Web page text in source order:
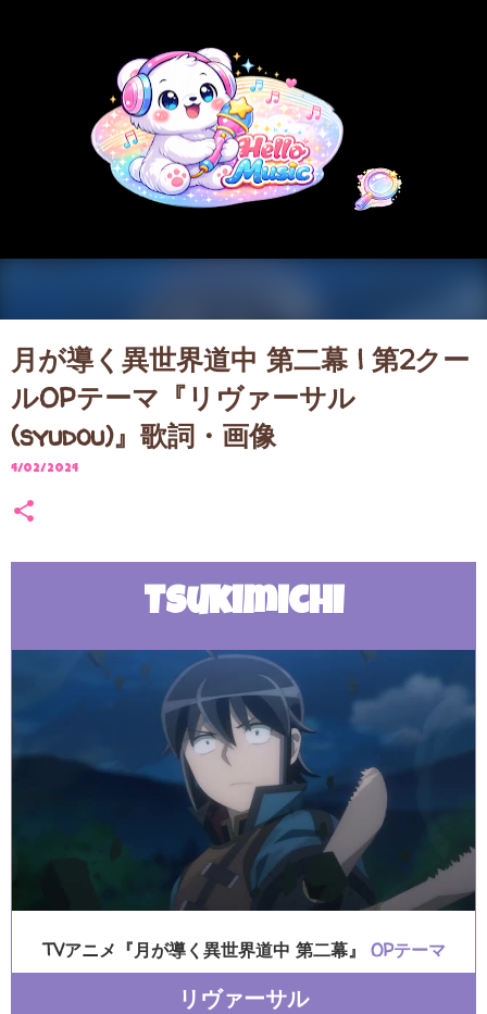
月が導く異世界道中 第二幕 | 第2クー
ルOPテーマ『リヴァーサル
(syudou)』歌詞・画像
4/02/2024
Tsukimichi
TVアニメ『月が導く異世界道中 第二幕』 OPテーマ
リヴァーサル